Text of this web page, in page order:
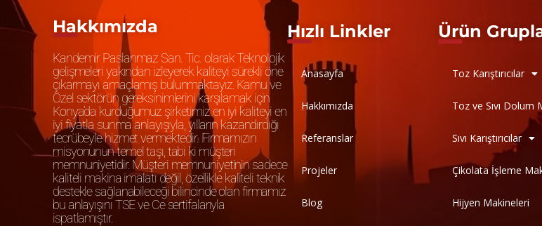
Hakkımızda
Kandemir Paslanmaz San. Tic. olarak Teknolojik
gelişmeleri yakından izleyerek kaliteyi sürekli öne
çıkarmayı amaçlamış bulunmaktayız. Kamu ve
Özel sektörün gereksinimlerini karşılamak için
Konya’da kurduğumuz şirketimiz en iyi kaliteyi en
iyi fiyatla sunma anlayışıyla, yılların kazandırdığı
tecrübeyle hizmet vermektedir. Firmamızın
misyonunun temel taşı, tabi ki müşteri
memnuniyetidir. Müşteri memnuniyetinin sadece
kaliteli makina imalatı değil, özellikle kaliteli teknik
destekle sağlanabileceği bilincinde olan firmamız
bu anlayışını TSE ve Ce sertifalarıyla
ispatlamıştır.
Hızlı Linkler
Anasayfa
Hakkımızda
Referanslar
Projeler
Blog
Ürün
Toz Karıştırıcılar
Toz ve Sıvı Dolum
Sıvı Karıştırıcılar
Çikolata İşleme
Hijyen Makineleri